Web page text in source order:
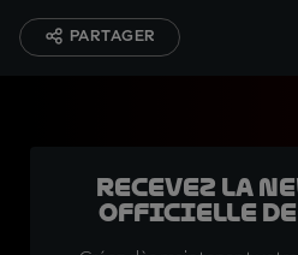
PARTAGER
Recevez la
officielle de